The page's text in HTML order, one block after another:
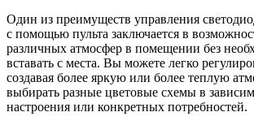
Один из преимуществ управления
с помощью пульта заключается в
различных атмосфер в помещении без
вставать с места. Вы можете легко
создавая более яркую или более теплую
выбирать разные цветовые схемы в
настроения или конкретных потребностей.